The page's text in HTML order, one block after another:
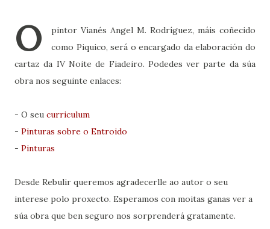
O
pintor Vianés Angel M. Rodríguez, máis coñecido
como Piquico, será o encargado da elaboración do
cartaz da IV Noite de Fiadeiro. Podedes ver parte da súa
obra nos seguinte enlaces:
- O seu curriculum
- Pinturas sobre o Entroido
- Pinturas
Desde Rebulir queremos agradecerlle ao autor o seu
interese polo proxecto. Esperamos con moitas ganas ver a
súa obra que ben seguro nos sorprenderá gratamente.